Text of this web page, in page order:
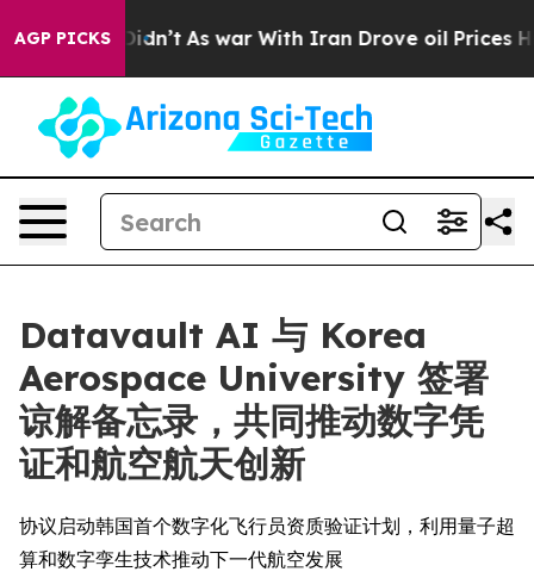
AGP PICKS
it Didn’t As war With Iran Drove oil Prices Higher,
Datavault AI 与 Korea
Aerospace University 签署
谅解备忘录，共同推动数字凭
证和航空航天创新
协议启动韩国首个数字化飞行员资质验证计划，利用量子超
算和数字孪生技术推动下一代航空发展